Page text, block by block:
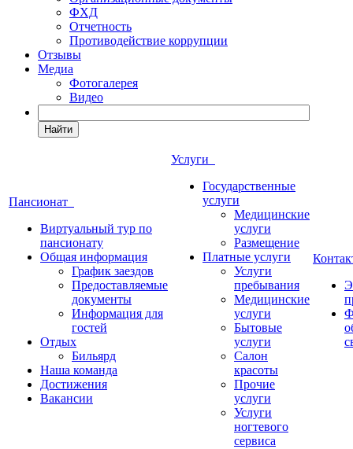
ФХД
Отчетность
Противодействие коррупции
Отзывы
Медиа
Фотогалерея
Видео
Найти
Пансионат
Виртуальный тур по
пансионату
Общая информация
График заездов
Предоставляемые
документы
Информация для
гостей
Отдых
Бильярд
Наша команда
Достижения
Вакансии
Услуги
Государственные
услуги
Медицинские
услуги
Размещение
Платные услуги
Услуги
пребывания
Медицинские
услуги
Бытовые
услуги
Салон
красоты
Прочие
услуги
Услуги
ногтевого
сервиса